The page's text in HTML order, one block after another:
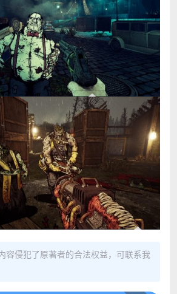
容侵犯了原著者的合法权益，可联系我